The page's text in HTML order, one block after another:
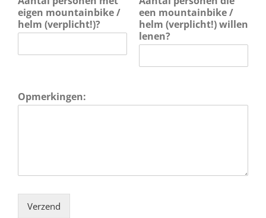
eigen mountainbike /
helm (verplicht!)?
een mountainbike /
helm (verplicht!) willen
lenen?
Opmerkingen:
Verzend